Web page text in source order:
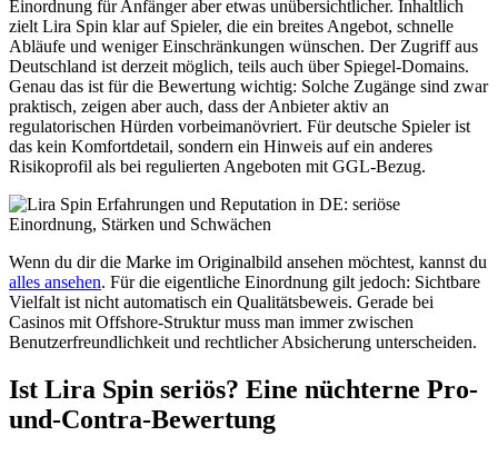
Einordnung für Anfänger aber etwas unübersichtlicher. Inhaltlich
zielt Lira Spin klar auf Spieler, die ein breites Angebot, schnelle
Abläufe und weniger Einschränkungen wünschen. Der Zugriff aus
Deutschland ist derzeit möglich, teils auch über Spiegel-Domains.
Genau das ist für die Bewertung wichtig: Solche Zugänge sind zwar
praktisch, zeigen aber auch, dass der Anbieter aktiv an
regulatorischen Hürden vorbeimanövriert. Für deutsche Spieler ist
das kein Komfortdetail, sondern ein Hinweis auf ein anderes
Risikoprofil als bei regulierten Angeboten mit GGL-Bezug.
Wenn du dir die Marke im Originalbild ansehen möchtest, kannst du
alles ansehen. Für die eigentliche Einordnung gilt jedoch: Sichtbare
Vielfalt ist nicht automatisch ein Qualitätsbeweis. Gerade bei
Casinos mit Offshore-Struktur muss man immer zwischen
Benutzerfreundlichkeit und rechtlicher Absicherung unterscheiden.
Ist Lira Spin seriös? Eine nüchterne Pro-
und-Contra-Bewertung